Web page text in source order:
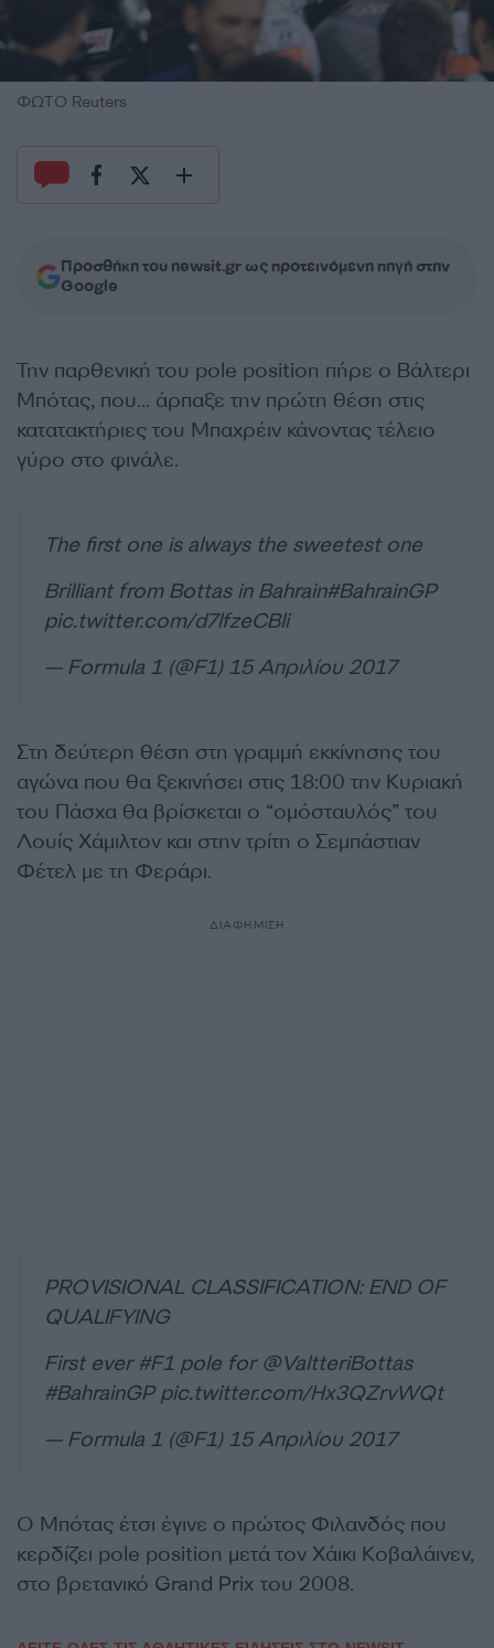
ΦΩΤΟ Reuters
Προσθήκη του newsit.gr ως προτεινόμενη πηγή στην
Google
Την παρθενική του pole position πήρε ο Βάλτερι
Μπότας, που… άρπαξε την πρώτη θέση στις
κατατακτήριες του Μπαχρέιν κάνοντας τέλειο
γύρο στο φινάλε.
The first one is always the sweetest one
Brilliant from Bottas in Bahrain#BahrainGP
pic.twitter.com/d7lfzeCBli
— Formula 1 (@F1) 15 Απριλίου 2017
Στη δεύτερη θέση στη γραμμή εκκίνησης του
αγώνα που θα ξεκινήσει στις 18:00 την Κυριακή
του Πάσχα θα βρίσκεται ο “ομόσταυλός” του
Λουίς Χάμιλτον και στην τρίτη ο Σεμπάστιαν
Φέτελ με τη Φεράρι.
ΔΙΑΦΗΜΙΣΗ
PROVISIONAL CLASSIFICATION: END OF
QUALIFYING
First ever #F1 pole for @ValtteriBottas
#BahrainGP pic.twitter.com/Hx3QZrvWQt
— Formula 1 (@F1) 15 Απριλίου 2017
Ο Μπότας έτσι έγινε ο πρώτος Φιλανδός που
κερδίζει pole position μετά τον Χάικι Κοβαλάινεν,
στο βρετανικό Grand Prix του 2008.